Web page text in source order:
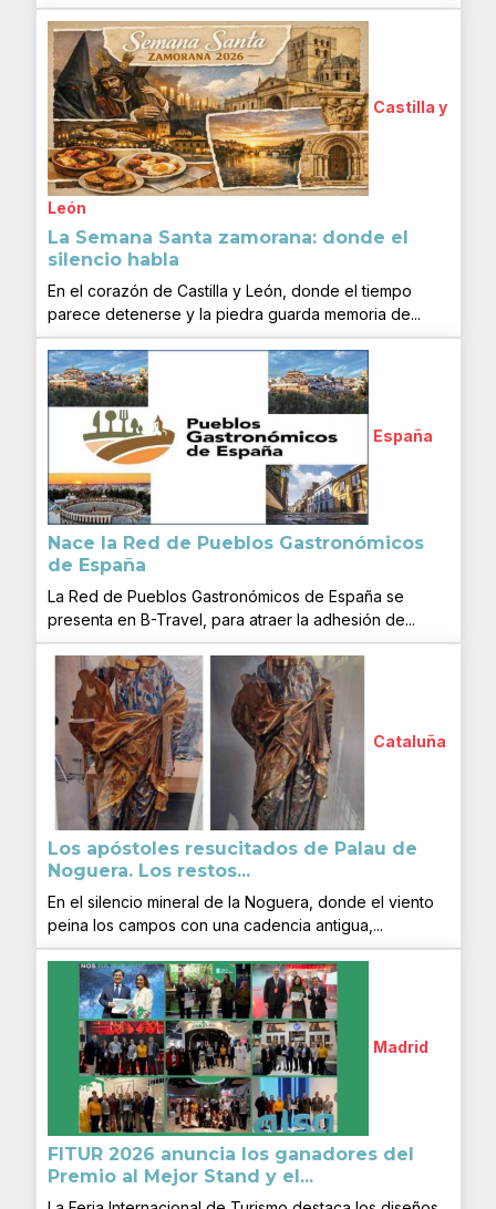
Castilla y
León
La Semana Santa zamorana: donde el
silencio habla
En el corazón de Castilla y León, donde el tiempo
parece detenerse y la piedra guarda memoria de...
España
Nace la Red de Pueblos Gastronómicos
de España
La Red de Pueblos Gastronómicos de España se
presenta en B-Travel, para atraer la adhesión de...
Cataluña
Los apóstoles resucitados de Palau de
Noguera. Los restos...
En el silencio mineral de la Noguera, donde el viento
peina los campos con una cadencia antigua,...
Madrid
FITUR 2026 anuncia los ganadores del
Premio al Mejor Stand y el...